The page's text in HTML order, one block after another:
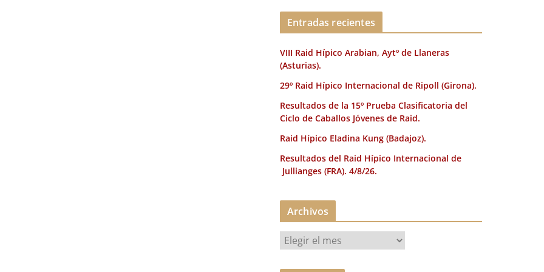
Entradas recientes
VIII Raid Hípico Arabian, Aytº de Llaneras
(Asturias).
29º Raid Hípico Internacional de Ripoll (Girona).
Resultados de la 15º Prueba Clasificatoria del
Ciclo de Caballos Jóvenes de Raid.
Raid Hípico Eladina Kung (Badajoz).
Resultados del Raid Hípico Internacional de
Jullianges (FRA). 4/8/26.
Archivos
r
c